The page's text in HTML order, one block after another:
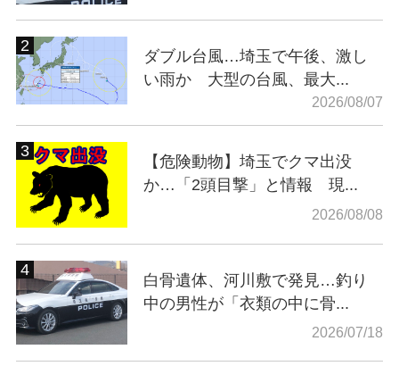
ダブル台風…埼玉で午後、激し
い雨か 大型の台風、最大...
2026/08/07
【危険動物】埼玉でクマ出没
か…「2頭目撃」と情報 現...
2026/08/08
白骨遺体、河川敷で発見…釣り
中の男性が「衣類の中に骨...
2026/07/18